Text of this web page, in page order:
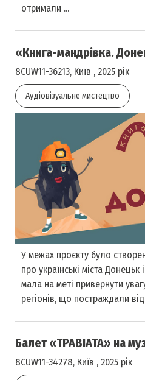
отримали ...
«Книга-мандрівка.
8CUW11-36213, Київ , 2025 рік
Аудіовізуальне мистецтво
У межах проєкту було
про українські міста Донецьк
мала на меті привернути
регіонів, що постраждали
Балет «ТРАВІАТА» на
8CUW11-34278, Київ , 2025 рік